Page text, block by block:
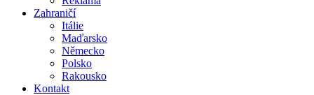
Zahraničí
Itálie
Maďarsko
Německo
Polsko
Rakousko
Kontakt